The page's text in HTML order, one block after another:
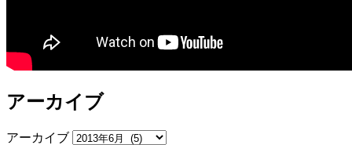
アーカイブ
アーカイブ